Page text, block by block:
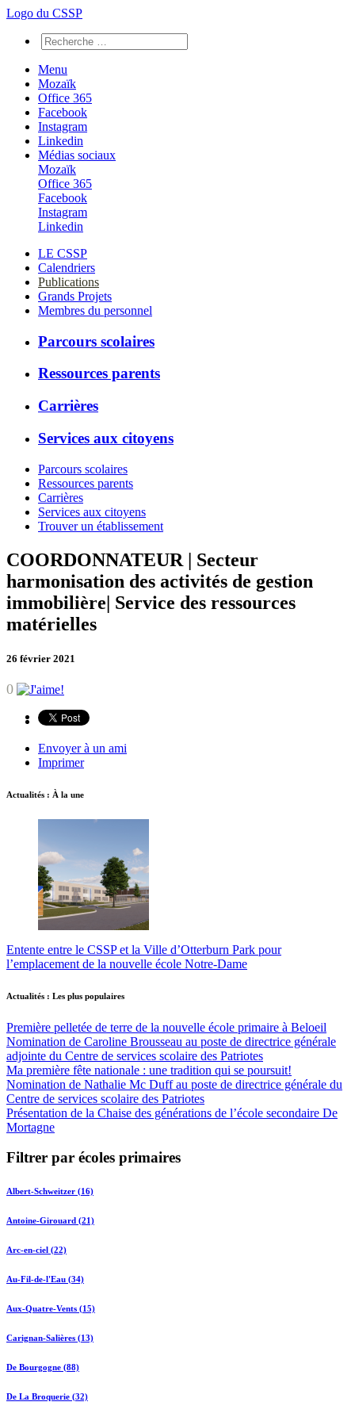
Logo du CSSP
Menu
Mozaïk
Office 365
Facebook
Instagram
Linkedin
Médias sociaux
Mozaïk
Office 365
Facebook
Instagram
Linkedin
LE CSSP
Calendriers
Publications
Grands Projets
Membres du personnel
Parcours scolaires
Ressources parents
Carrières
Services aux citoyens
Parcours scolaires
Ressources parents
Carrières
Services aux citoyens
Trouver un établissement
COORDONNATEUR | Secteur
harmonisation des activités de gestion
immobilière| Service des ressources
matérielles
26 février 2021
0
Envoyer à un ami
Imprimer
Actualités : À la une
Entente entre le CSSP et la Ville d’Otterburn Park pour
l’emplacement de la nouvelle école Notre-Dame
Actualités : Les plus populaires
Première pelletée de terre de la nouvelle école primaire à Beloeil
Nomination de Caroline Brousseau au poste de directrice générale
adjointe du Centre de services scolaire des Patriotes
Ma première fête nationale : une tradition qui se poursuit!
Nomination de Nathalie Mc Duff au poste de directrice générale du
Centre de services scolaire des Patriotes
Présentation de la Chaise des générations de l’école secondaire De
Mortagne
Filtrer par écoles primaires
Albert-Schweitzer (16)
Antoine-Girouard (21)
Arc-en-ciel (22)
Au-Fil-de-l'Eau (34)
Aux-Quatre-Vents (15)
Carignan-Salières (13)
De Bourgogne (88)
De La Broquerie (32)